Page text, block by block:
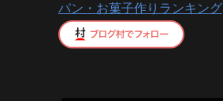
パン・お菓子作りランキング